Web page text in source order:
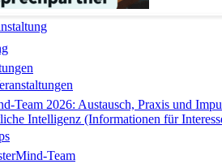
Team 2026: Austausch, Praxis und
Intelligenz (Informationen für
Team